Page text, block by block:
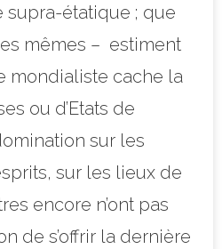
étatique ; que
mêmes – estiment
mondialiste cache la
ou d’Etats de
sur les
sur les lieux de
encore n’ont pas
de s’offrir la dernière